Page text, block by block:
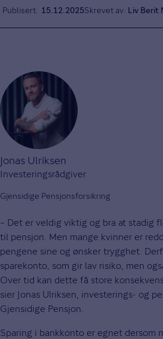
Publisert 15.12.2025Skrevet av: Liv Berit
Jonas Ulriksen
Investeringsrådgiver
Gjensidige Pensjonsforsikring
– Det er veldig viktig og bra at stadig
til pensjon. Men mange kvinner er
pengene sine og ønsker trygghet.
sparekonto, som gir lav risiko, men
Over tid kan dette få store
sier Jonas Ulriksen, investerings- og
Gjensidige Pensjon.
Sparing i bankkonto er egnet dersom